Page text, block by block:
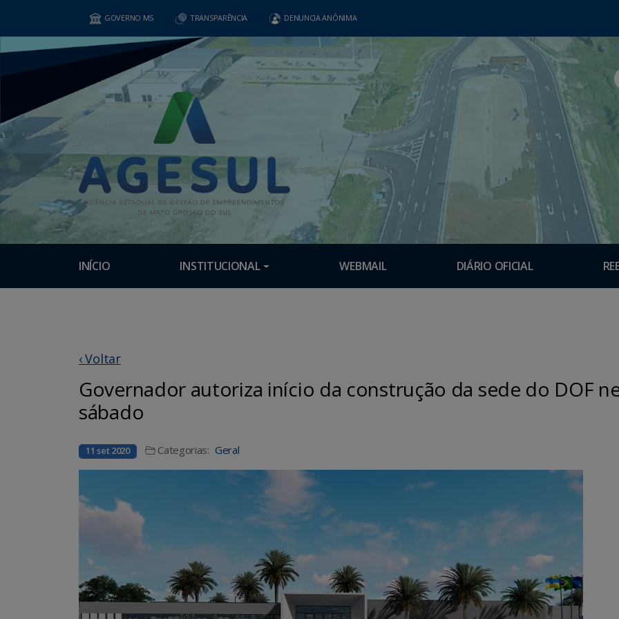
GOVERNO MS TRANSPARÊNCIA DENUNCIA ANÔNIMA
INÍCIO INSTITUCIONAL WEBMAIL DIÁRIO OFICIAL
‹ Voltar
Governador autoriza início da construção da sede do DOF
sábado
11 set 2020 Categorias: Geral